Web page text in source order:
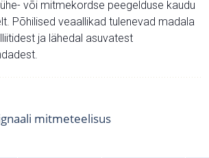
või mitmekordse peegelduse kaudu
Põhilised veaallikad tulenevad madala
ja lähedal asuvatest
mitmeteelisus